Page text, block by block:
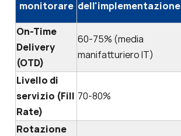
monitorare dell'implementazione
On-Time
Delivery
(OTD)
60-75% (media
manifatturiero IT)
Livello di
servizio (Fill
Rate)
70-80%
Rotazione